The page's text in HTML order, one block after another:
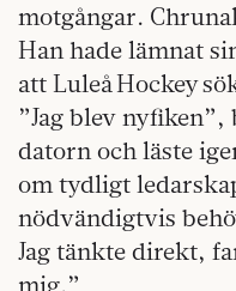
motgångar.
Han hade lämnat
att Luleå Hockey
”Jag blev nyfiken”,
datorn och läste
om tydligt
nödvändigtvis
Jag tänkte direkt,
mig.”